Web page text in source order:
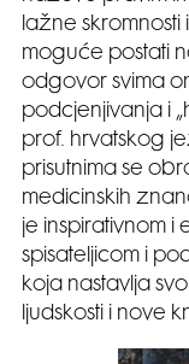
lažne
moguće postati
odgovor svima
podcjenjivanja i
prof. hrvatskog
prisutnima se
medicinskih
je inspirativnom i
spisateljicom i
koja nastavlja
ljudskosti i nove